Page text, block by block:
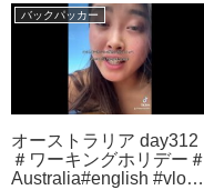
バックパッカー
バックパッカー気分でガ
ンビアに来たら過酷すぎ
てそれどころじゃなくな